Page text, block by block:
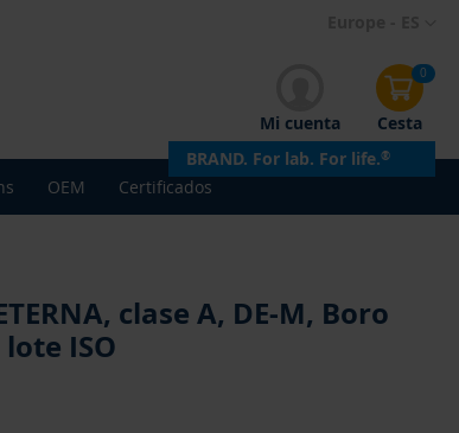
contenido
Mi cuenta
0
Cesta
BRAND. For lab. For life.®
OEM Certificados
clase A, DE-M, Boro
ISO